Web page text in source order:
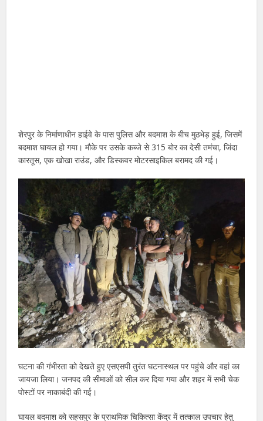
शेरपुर के निर्माणाधीन हाईवे के पास पुलिस और बदमाश के बीच मुठभेड़ हुई, जिसमें
बदमाश घायल हो गया। मौके पर उसके कब्जे से 315 बोर का देसी तमंचा, जिंदा
कारतूस, एक खोखा राउंड, और डिस्कवर मोटरसाइकिल बरामद की गई।
घटना की गंभीरता को देखते हुए एसएसपी तुरंत घटनास्थल पर पहुंचे और वहां का
जायजा लिया। जनपद की सीमाओं को सील कर दिया गया और शहर में सभी चेक
पोस्टों पर नाकाबंदी की गई।
घायल बदमाश को सहसपुर के प्राथमिक चिकित्सा केंद्र में तत्काल उपचार हेतु